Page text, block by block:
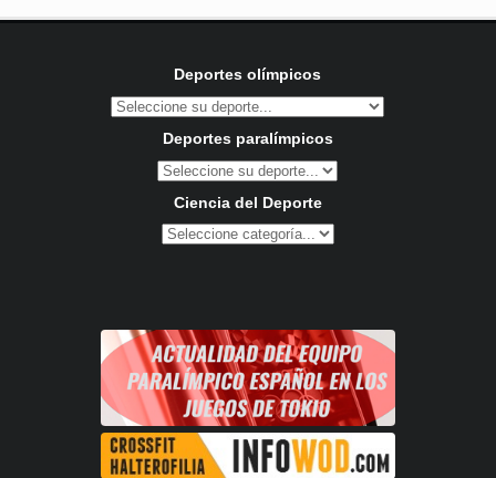
Deportes olímpicos
Deportes paralímpicos
Ciencia del Deporte